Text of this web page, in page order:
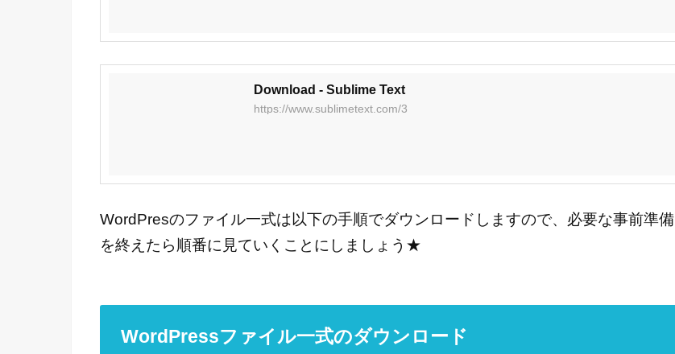
Download - Sublime Text
https://www.sublimetext.com/3
WordPresのファイル一式は以下の手順でダウンロードしますので、必要な事前準備
を終えたら順番に見ていくことにしましょう★
WordPressファイル一式のダウンロード